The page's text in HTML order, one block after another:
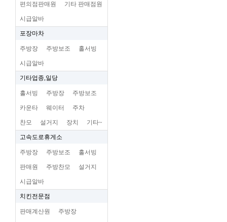
편의점판매원 기타 판매점원
시급알바
포장마차
주방장 주방보조 홀서빙
시급알바
기타업종,일당
홀서빙 주방장 주방보조
카운타 웨이터 주차
찬모 설거지 장치 기타~
고속도로휴게소
주방장 주방보조 홀서빙
판매원 주방찬모 설거지
시급알바
치킨전문점
판매계산원 주방장